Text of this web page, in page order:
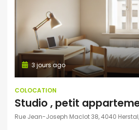
3 jours ago
COLOCATION
Studio , petit
Rue Jean-Joseph Maclot 38, 4040